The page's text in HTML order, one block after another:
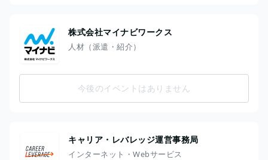
株式会社マイナビワークス
人材（派遣・紹介）
今後のイベントはありません
キャリア・レバレッジ運営事務局
インターネット・Webサービス